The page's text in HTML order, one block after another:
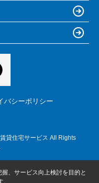
バシーポリシー
貸住宅サービス All Rights
、サービス向上検討を目的と